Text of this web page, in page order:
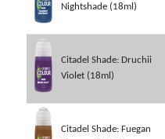
Nightshade (18ml)
Citadel Shade: Druchii
Violet (18ml)
Citadel Shade: Fuegan